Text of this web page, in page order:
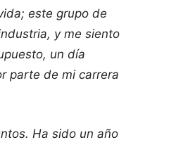
este grupo de
y me siento
un día
parte de mi carrera
Ha sido un año